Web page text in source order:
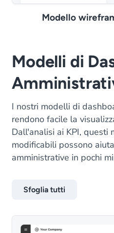
Modello
Modelli di
I nostri modelli di
rendono facile la
Dall'analisi ai KPI, questi
modificabili possono
amministrative in pochi
Sfoglia tutti